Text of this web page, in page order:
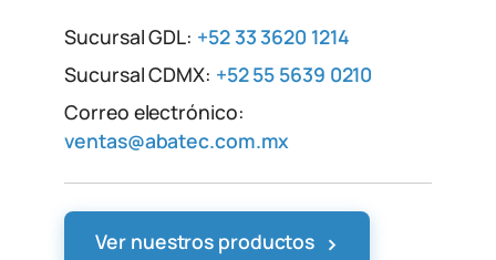
Sucursal GDL: +52 33 3620 1214
Sucursal CDMX: +52 55 5639 0210
Correo electrónico:
ventas@abatec.com.mx
Ver nuestros productos ›